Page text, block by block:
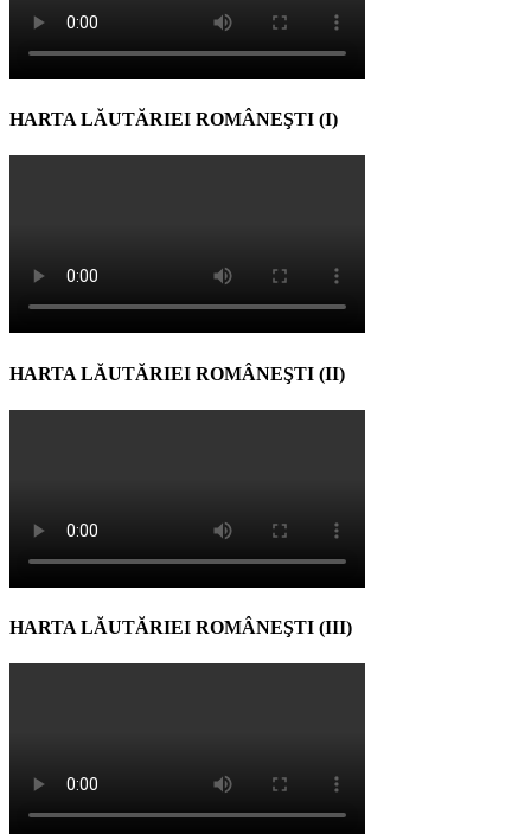
HARTA LĂUTĂRIEI ROMÂNEŞTI (I)
HARTA LĂUTĂRIEI ROMÂNEŞTI (II)
HARTA LĂUTĂRIEI ROMÂNEŞTI (III)